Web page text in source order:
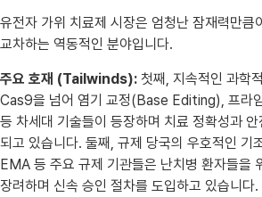
유전자 가위 치료제 시장은 엄청난 잠재력만큼
교차하는 역동적인 분야입니다.
주요 호재 (Tailwinds): 첫째, 지속적인 과학
Cas9을 넘어 염기 교정(Base Editing), 프라
등 차세대 기술들이 등장하며 치료 정확성과
되고 있습니다. 둘째, 규제 당국의 우호적인 기
EMA 등 주요 규제 기관들은 난치병 환자들을
장려하며 신속 승인 절차를 도입하고 있습니다